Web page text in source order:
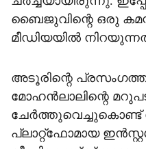
ബൈജുവിന്റെ ഒരു
മീഡിയയില്‍
അടൂരിന്റെ
മോഹന്‍ലാലിന്റെ
പ്ലാറ്റ്‌ഫോമായ